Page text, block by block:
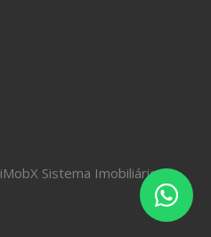
iMobX Sistema Imobiliários